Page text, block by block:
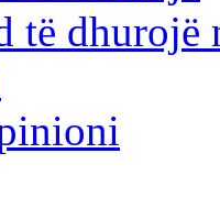
të dhurojë